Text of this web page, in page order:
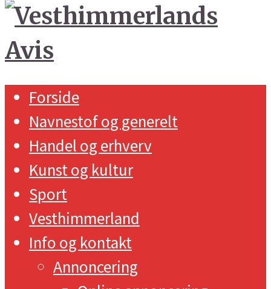
Forside
Navnestof og generelt
Handel og erhverv
Kunst og kultur
Sport
Vesthimmerland
Info og kontakt
Annoncering